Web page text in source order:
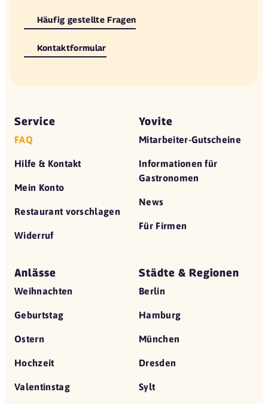
Häufig gestellte Fragen
Kontaktformular
Service
FAQ
Hilfe & Kontakt
Mein Konto
Restaurant vorschlagen
Widerruf
Yovite
Mitarbeiter-Gutscheine
Informationen für
Gastronomen
News
Für Firmen
Anlässe
Weihnachten
Geburtstag
Ostern
Hochzeit
Valentinstag
Städte & Regionen
Berlin
Hamburg
München
Dresden
Sylt